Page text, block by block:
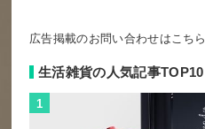
広告掲載のお問い合わせはこちら
生活雑貨の人気記事TOP10
1